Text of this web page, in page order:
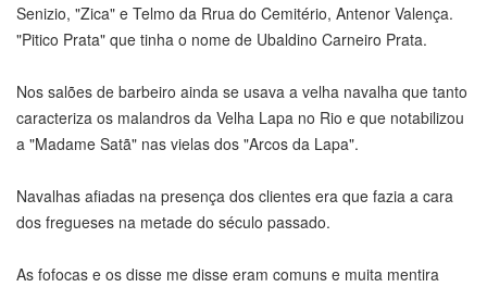
Senizio, "Zica" e Telmo da Rrua do Cemitério, Antenor Valença.
"Pitico Prata" que tinha o nome de Ubaldino Carneiro Prata.
Nos salões de barbeiro ainda se usava a velha navalha que tanto
caracteriza os malandros da Velha Lapa no Rio e que notabilizou
a "Madame Satã" nas vielas dos "Arcos da Lapa".
Navalhas afiadas na presença dos clientes era que fazia a cara
dos fregueses na metade do século passado.
As fofocas e os disse me disse eram comuns e muita mentira